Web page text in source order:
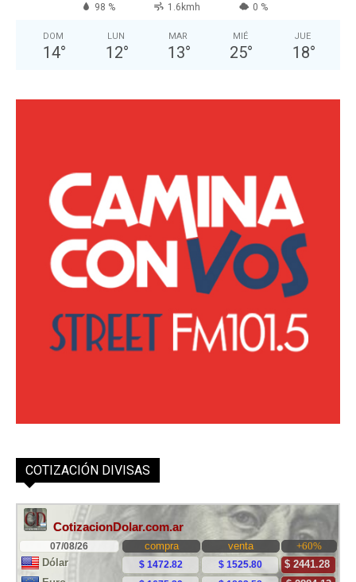
98 % 1.6kmh 0 %
DOM
14°
LUN
12°
MAR
13°
MIÉ
25°
JUE
18°
COTIZACIÓN DIVISAS